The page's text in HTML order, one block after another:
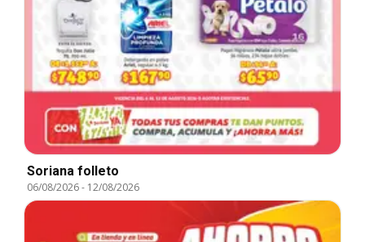
Soriana folleto
06/08/2026- 12/08/2026